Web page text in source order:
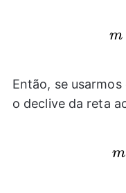
m
Então, se
o declive da reta
m